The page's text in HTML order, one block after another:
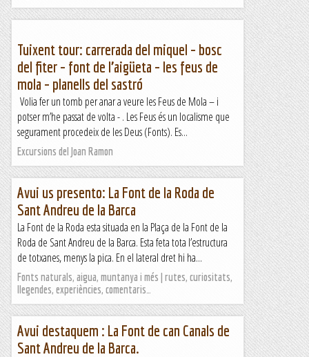
Tuixent tour: carrerada del miquel – bosc
del fiter – font de l’aigüeta – les feus de
mola – planells del sastró
Volia fer un tomb per anar a veure les Feus de Mola – i
potser m’he passat de volta - . Les Feus és un localisme que
segurament procedeix de les Deus (Fonts). Es...
Excursions del Joan Ramon
Avui us presento: La Font de la Roda de
Sant Andreu de la Barca
La Font de la Roda esta situada en la Plaça de la Font de la
Roda de Sant Andreu de la Barca. Esta feta tota l’estructura
de totxanes, menys la pica. En el lateral dret hi ha...
Fonts naturals, aigua, muntanya i més | rutes, curiositats,
llegendes, experiències, comentaris…
Avui destaquem : La Font de can Canals de
Sant Andreu de la Barca.